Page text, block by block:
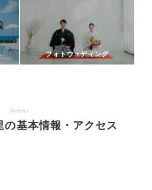
フォトウェディング
Access
基本情報・アクセス